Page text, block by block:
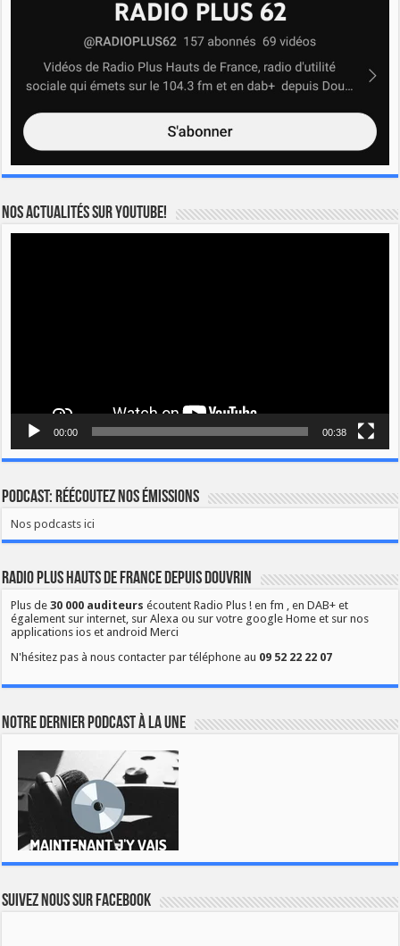
Nos actualités sur YOUTUBE!
00:00 00:38
Podcast: Réécoutez nos émissions
Nos podcasts ici
Radio Plus Hauts de France depuis Douvrin
Plus de30 000 auditeurs écoutent Radio Plus ! en fm , en DAB+ et
également sur internet, sur Alexa ou sur votre google Home et sur nos
applications ios et android Merci
N'hésitez pas à nous contacter par téléphone au 09 52 22 22 07
Notre dernier podcast à la une
Suivez nous sur Facebook